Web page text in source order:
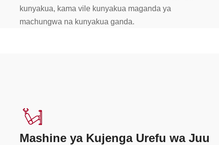
kunyakua, kama vile kunyakua maganda ya
machungwa na kunyakua ganda.
Mashine ya Kujenga Urefu wa Juu